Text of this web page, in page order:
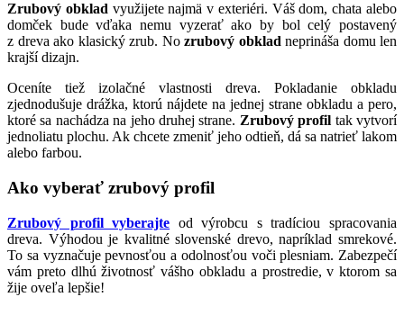
Zrubový obklad využijete najmä v exteriéri. Váš dom, chata alebo
domček bude vďaka nemu vyzerať ako by bol celý postavený
z dreva ako klasický zrub. No zrubový obklad neprináša domu len
krajší dizajn.
Oceníte tiež izolačné vlastnosti dreva. Pokladanie obkladu
zjednodušuje drážka, ktorú nájdete na jednej strane obkladu a pero,
ktoré sa nachádza na jeho druhej strane. Zrubový profil tak vytvorí
jednoliatu plochu. Ak chcete zmeniť jeho odtieň, dá sa natrieť lakom
alebo farbou.
Ako vyberať zrubový profil
Zrubový profil vyberajte od výrobcu s tradíciou spracovania
dreva. Výhodou je kvalitné slovenské drevo, napríklad smrekové.
To sa vyznačuje pevnosťou a odolnosťou voči plesniam. Zabezpečí
vám preto dlhú životnosť vášho obkladu a prostredie, v ktorom sa
žije oveľa lepšie!